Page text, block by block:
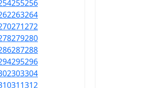
255256
263264
271272
279280
287288
295296
303304
311312